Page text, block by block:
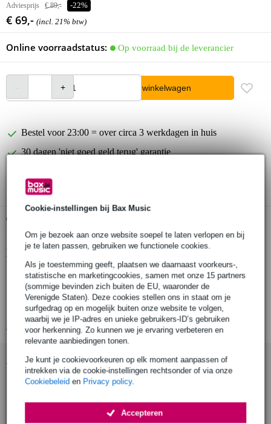
Cookie-instellingen bij Bax Music
Om je bezoek aan onze website soepel te laten verlopen en bij
je te laten passen, gebruiken we functionele cookies.
Als je toestemming geeft, plaatsen we daarnaast voorkeurs-,
statistische en marketingcookies, samen met onze 15 partners
(sommige bevinden zich buiten de EU, waaronder de
Verenigde Staten). Deze cookies stellen ons in staat om je
surfgedrag op en mogelijk buiten onze website te volgen,
waarbij we je IP-adres en unieke gebruikers-ID’s gebruiken
voor herkenning. Zo kunnen we je ervaring verbeteren en
relevante aanbiedingen tonen.
Je kunt je cookievoorkeuren op elk moment aanpassen of
intrekken via de cookie-instellingen rechtsonder of via onze
Cookiebeleid en Privacy policy.
Accepteren
Adviesprijs € 89,- -22%
€ 69,- (incl. 21% btw)
Online voorraadstatus: Op voorraad bij de leverancier
In winkelwagen
Bestel voor 23:00 = over circa 3 werkdagen in huis
30 dagen 'niet goed geld terug' garantie
Productinformatie
accu
geschikt voor: SK D1
voltage: 3.7 V
Bekijk alle productspecificaties
Accessoires (2)